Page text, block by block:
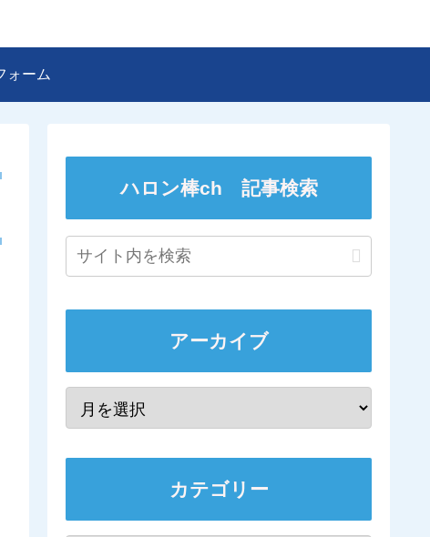
ォーム
ハロン棒ch 記事検索
アーカイブ
カテゴリー